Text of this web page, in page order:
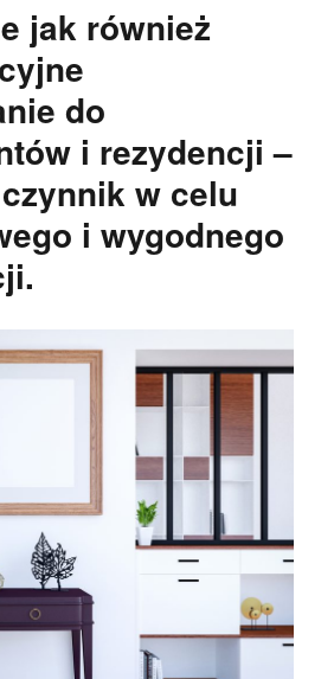
jak również
do
i rezydencji –
w celu
i wygodnego